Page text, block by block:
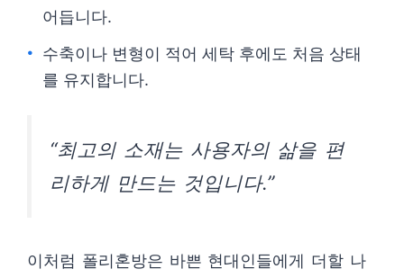
어듭니다.
수축이나 변형이 적어 세탁 후에도 처음 상태
를 유지합니다.
“최고의 소재는 사용자의 삶을 편
리하게 만드는 것입니다.”
이처럼 폴리혼방은 바쁜 현대인들에게 더할 나